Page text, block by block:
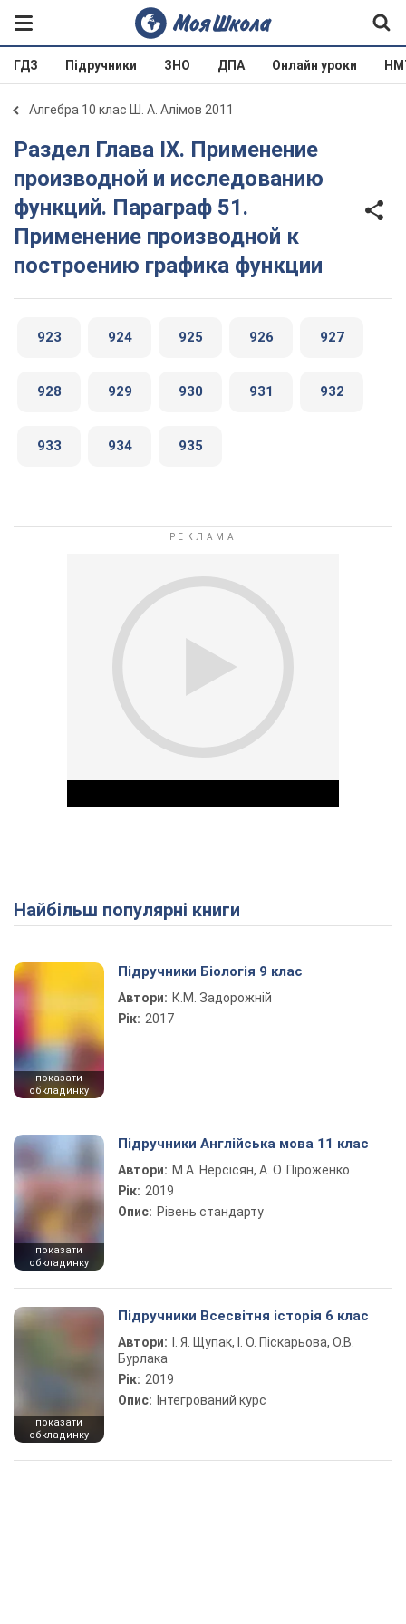
ГДЗ Підручники ЗНО ДПА Онлайн уроки
Алгебра 10 клас Ш. А. Алімов 2011
Раздел Глава IX. Применение
производной и исследованию
функций. Параграф 51.
Применение производной к
построению графика функции
923 924 925 926 927
928 929 930 931 932
933 934 935
Play Video
Найбільш популярні книги
показати
обкладинку
Підручники Біологія 9 клас
Автори: К.М. Задорожній
Рік: 2017
показати
обкладинку
Підручники Англійська мова 11 клас
Автори: М.А. Нерсісян, А. О. Піроженко
Рік: 2019
Опис: Рівень стандарту
показати
обкладинку
Підручники Всесвітня історія 6 клас
Автори:
І. Я. Щупак, І. О. Піскарьова, О.В.
Бурлака
Рік: 2019
Опис: Інтегрований курс